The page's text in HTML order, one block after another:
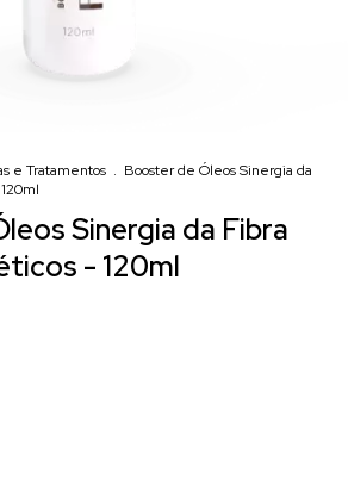
e Tratamentos . Booster de Óleos Sinergia da
Sinergia da Fibra
- 120ml